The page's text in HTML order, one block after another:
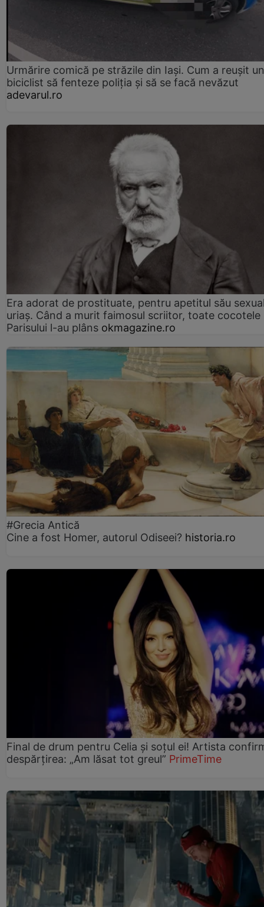
Urmărire comică pe străzile din Iași. Cum a reușit un
biciclist să fenteze poliția și să se facă nevăzut
adevarul.ro
Era adorat de prostituate, pentru apetitul său
uriaș. Când a murit faimosul scriitor, toate cocotele
Parisului l-au plâns okmagazine.ro
#Grecia Antică
Cine a fost Homer, autorul Odiseei? historia.ro
Final de drum pentru Celia și soțul ei! Artista
despărțirea: „Am lăsat tot greul” PrimeTime